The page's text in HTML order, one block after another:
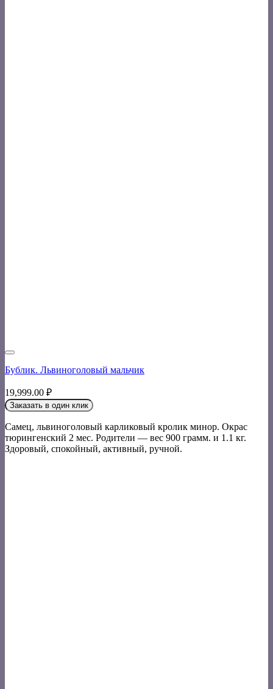
Бублик. Львиноголовый мальчик
19,999.00 ₽
Заказать в один клик
Самец, львиноголовый карликовый кролик минор. Окрас
тюрингенский 2 мес. Родители — вес 900 грамм. и 1.1 кг.
Здоровый, спокойный, активный, ручной.